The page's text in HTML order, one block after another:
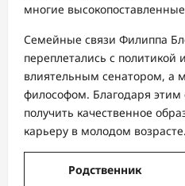
многие
Семейные связи Филиппа
переплетались с политикой
влиятельным сенатором, а
философом. Благодаря этим
получить качественное
карьеру в молодом возрасте.
Родственник